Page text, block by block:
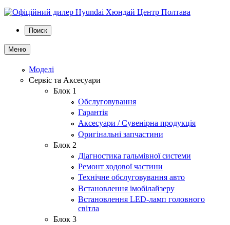
Поиск
Меню
Моделі
Сервіс та Аксесуари
Блок 1
Обслуговування
Гарантія
Аксесуари / Сувенірна продукція
Оригінальні запчастини
Блок 2
Діагностика гальмівної системи
Ремонт ходової частини
Технічне обслуговування авто
Встановлення імобілайзеру
Встановлення LED-ламп головного
світла
Блок 3